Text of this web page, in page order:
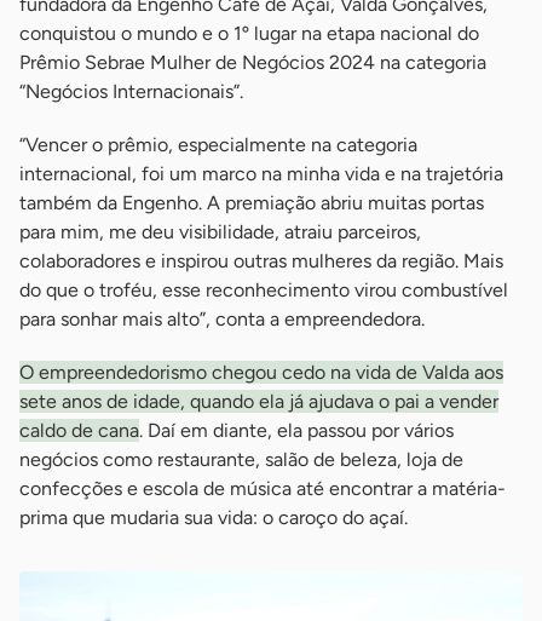
fundadora da Engenho Café de Açaí, Valda Gonçalves,
conquistou o mundo e o 1º lugar na etapa nacional do
Prêmio Sebrae Mulher de Negócios 2024 na categoria
“Negócios Internacionais”.
“Vencer o prêmio, especialmente na categoria
internacional, foi um marco na minha vida e na trajetória
também da Engenho. A premiação abriu muitas portas
para mim, me deu visibilidade, atraiu parceiros,
colaboradores e inspirou outras mulheres da região. Mais
do que o troféu, esse reconhecimento virou combustível
para sonhar mais alto”, conta a empreendedora.
O empreendedorismo chegou cedo na vida de Valda aos
sete anos de idade, quando ela já ajudava o pai a vender
caldo de cana. Daí em diante, ela passou por vários
negócios como restaurante, salão de beleza, loja de
confecções e escola de música até encontrar a matéria-
prima que mudaria sua vida: o caroço do açaí.